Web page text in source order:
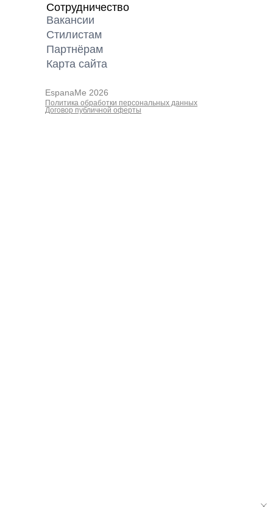
Сотрудничество
Вакансии
Cтилистам
Партнёрам
Карта cайта
EspanaMe 2026
Политика обработки персональных данных
Договор публичной оферты